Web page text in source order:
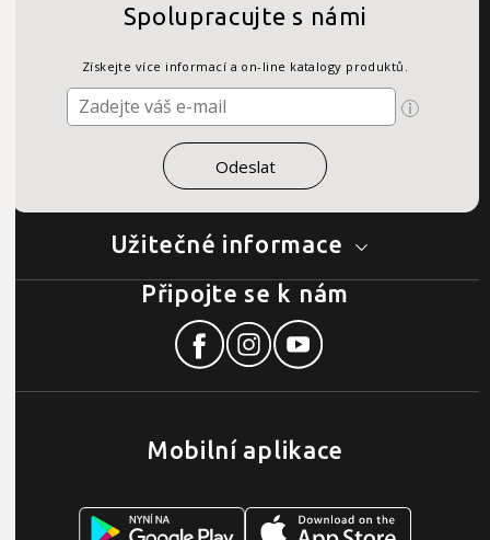
Užitečné informace
Spolupracujte s námi
Získejte více informací a on-line katalogy produktů.
Mobilní aplikace
Připojte se k nám